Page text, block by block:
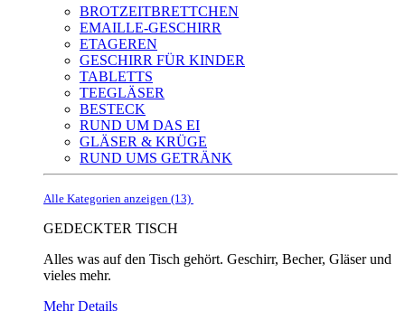
BROTZEITBRETTCHEN
EMAILLE-GESCHIRR
ETAGEREN
GESCHIRR FÜR KINDER
TABLETTS
TEEGLÄSER
BESTECK
RUND UM DAS EI
GLÄSER & KRÜGE
RUND UMS GETRÄNK
Alle Kategorien anzeigen (13)
GEDECKTER TISCH
Alles was auf den Tisch gehört. Geschirr, Becher, Gläser und
vieles mehr.
Mehr Details